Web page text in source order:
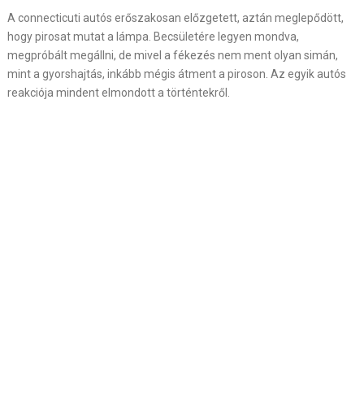
A connecticuti autós erőszakosan előzgetett, aztán meglepődött,
hogy pirosat mutat a lámpa. Becsületére legyen mondva,
megpróbált megállni, de mivel a fékezés nem ment olyan simán,
mint a gyorshajtás, inkább mégis átment a piroson. Az egyik autós
reakciója mindent elmondott a történtekről.